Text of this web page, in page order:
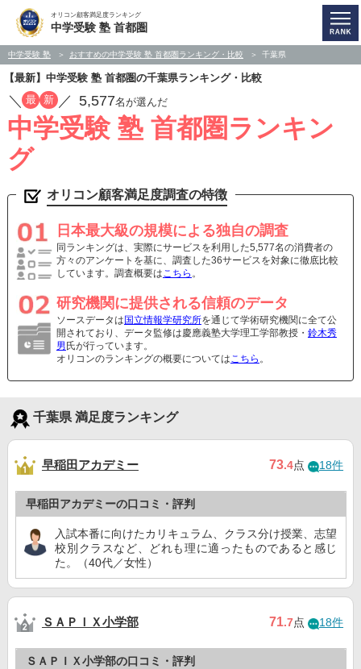
オリコン顧客満足度ランキング
中学受験 塾 首都圏
中学受験 塾 おすすめの中学受験 塾 首都圏ランキング・比較 千葉県
【最新】中学受験 塾 首都圏の千葉県ランキング・比較
／ 最 新 ／ 5,577名が選んだ
中学受験 塾 首都圏ランキン
グ
オリコン顧客満足度調査の特徴
日本最大級の規模による独自の調査
同ランキングは、実際にサービスを利用した5,577名の消費者の
方々のアンケートを基に、調査した36サービスを対象に徹底比較
しています。調査概要はこちら 。
研究機関に提供される信頼のデータ
ソースデータは 国立情報学研究所を通じて学術研究機関に全て公
開されており、データ監修は慶應義塾大学理工学部教授・ 鈴木秀
男 氏が行っています。
オリコンのランキングの概要についてはこちら 。
千葉県 満足度ランキング
早稲田アカデミー 73.4点 18件
早稲田アカデミーの口コミ・評判
入試本番に向けたカリキュラム、クラス分け授業、志望
校別クラスなど、どれも理に適ったものであると感じ
た。（40代／女性）
ＳＡＰＩＸ小学部 71.7点 18件
ＳＡＰＩＸ小学部の口コミ・評判